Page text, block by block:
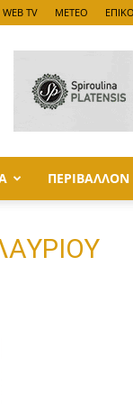
WEB TV METEO
ΠΕΡΙΒΑΛΛΟΝ